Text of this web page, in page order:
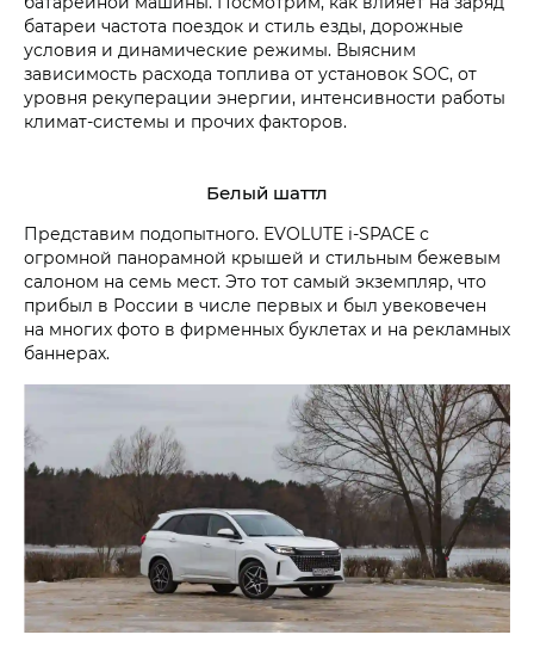
батареи частота поездок и стиль езды, дорожные
условия и динамические режимы. Выясним
зависимость расхода топлива от установок SOC, от
уровня рекуперации энергии, интенсивности работы
климат-системы и прочих факторов.
Белый шаттл
Представим подопытного. EVOLUTE i‑SPACE с
огромной панорамной крышей и стильным бежевым
салоном на семь мест. Это тот самый экземпляр, что
прибыл в России в числе первых и был увековечен
на многих фото в фирменных буклетах и на рекламных
баннерах.